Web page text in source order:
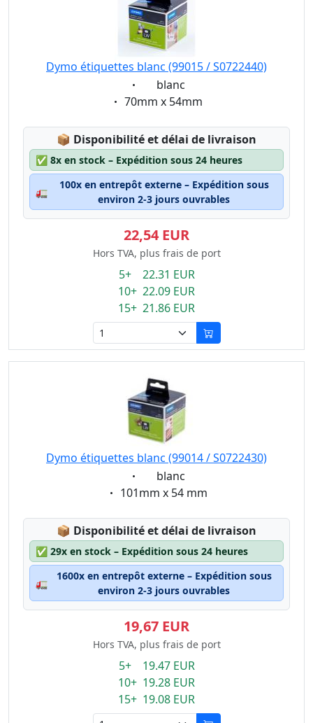
Dymo étiquettes blanc (99015 / S0722440)
Eigenschaft:
blanc
Eigenschaft:
70mm x 54mm
📦 Lagerstatus:
Disponibilité et délai de livraison
✅ 8x en stock – Expédition sous 24 heures
🚛
100x en entrepôt externe – Expédition sous
environ 2-3 jours ouvrables
22,54 EUR
Hors TVA, plus frais de port
5+ 22.31 EUR
10+ 22.09 EUR
15+ 21.86 EUR
Dymo étiquettes blanc (99014 / S0722430)
Eigenschaft:
blanc
Eigenschaft:
101mm x 54 mm
📦 Lagerstatus:
Disponibilité et délai de livraison
✅ 29x en stock – Expédition sous 24 heures
🚛
1600x en entrepôt externe – Expédition sous
environ 2-3 jours ouvrables
19,67 EUR
Hors TVA, plus frais de port
5+ 19.47 EUR
10+ 19.28 EUR
15+ 19.08 EUR